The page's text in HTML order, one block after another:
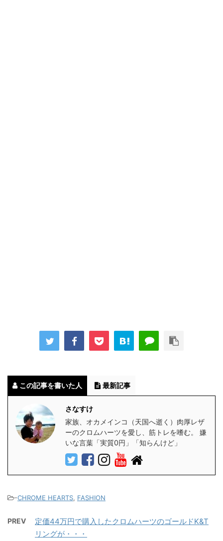
この記事を書いた人 最新記事
さなすけ
家族、オカメインコ（天国へ逝く）肉厚レザ
ーのクロムハーツを愛し、筋トレを嗜む。 嫌
いな言葉「実質0円」「知らんけど」
-CHROME HEARTS, FASHION
PREV
定価44万円で購入したクロムハーツのゴールドK&T
リングが・・・